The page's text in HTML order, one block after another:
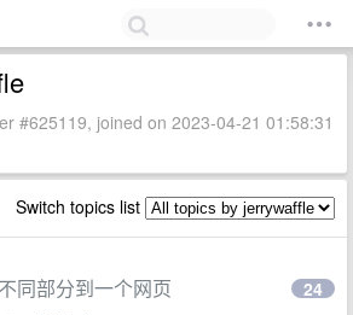
#625119, joined on 2023-04-21 01:58:31
Switch topics list
同部分到一个网页 24